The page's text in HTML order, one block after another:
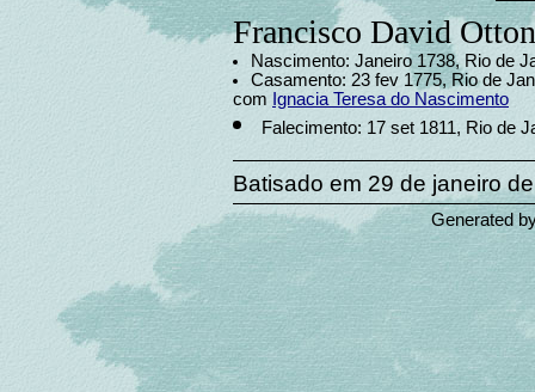
Francisco David
Nascimento: Janeiro 1738, Rio de
Casamento: 23 fev 1775, Rio de
com Ignacia Teresa do Nascimento
Falecimento: 17 set 1811, Rio de
Batisado em 29 de janeiro
Generated